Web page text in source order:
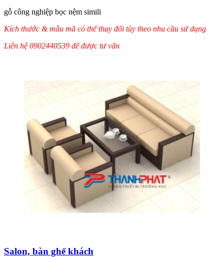
gỗ công nghiệp bọc nệm simili
Kích thước & mẫu mã có thể thay đổi tùy theo nhu cầu sử dụng
Liên hệ 0902440539 để được tư vấn
Salon, bàn ghế khách